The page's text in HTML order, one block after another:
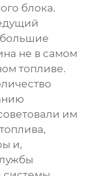
блока.
большие
не в самом
топливе.
им
и,